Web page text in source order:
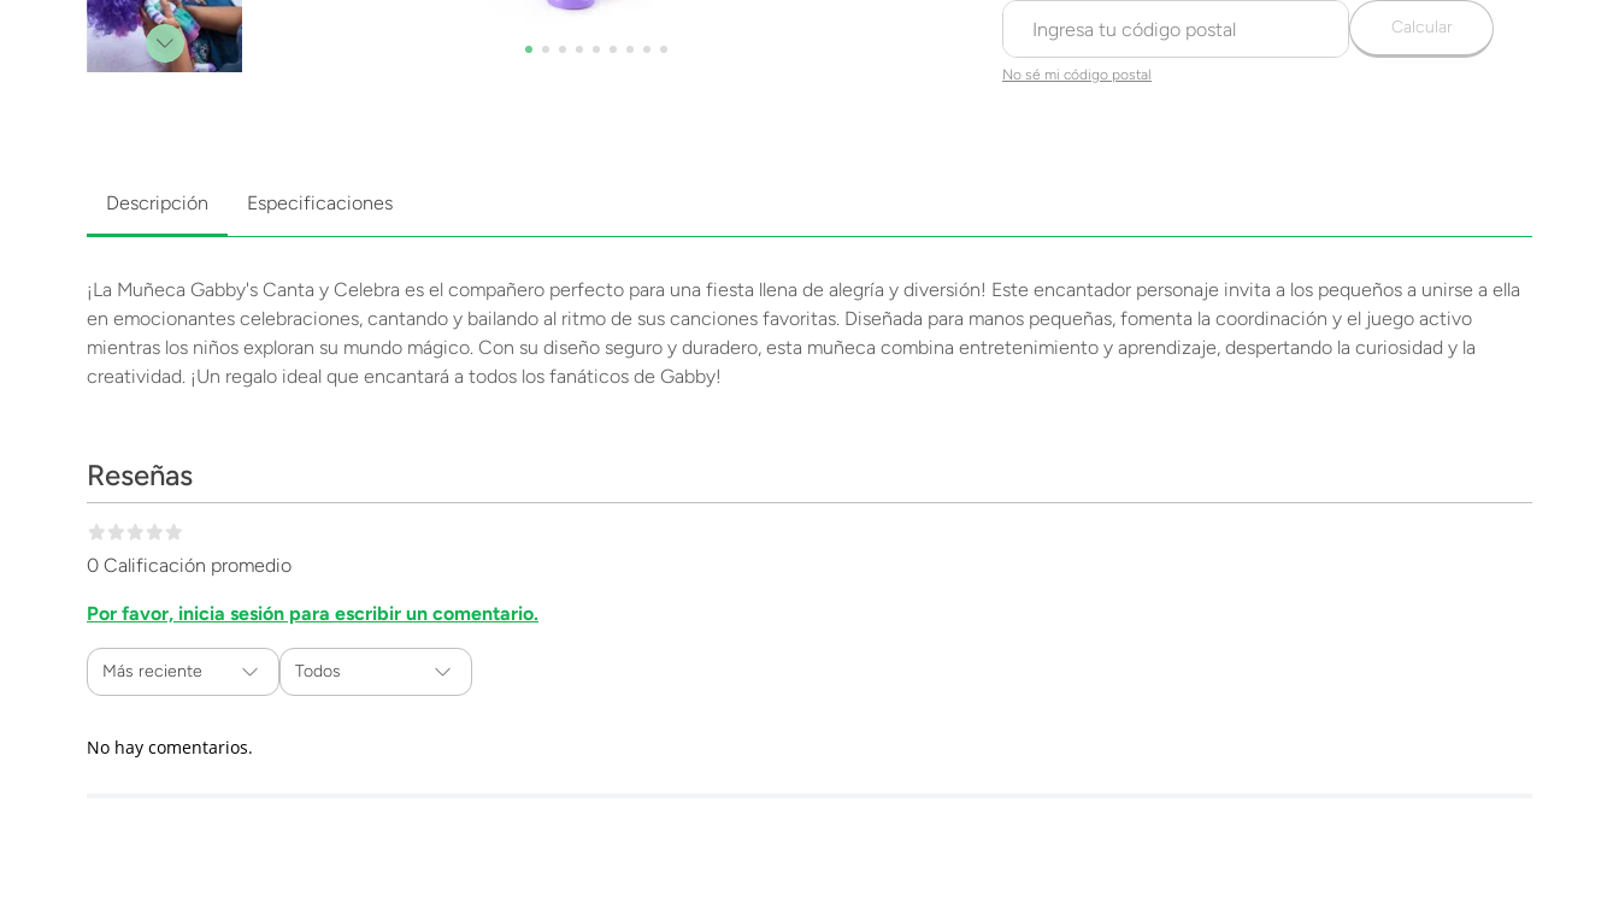
No sé mi código postal
Calcular
Descripción Especificaciones
¡La Muñeca Gabby's Canta y Celebra es el compañero perfecto para una fiesta llena de alegría y diversión! Este encantador personaje invita a los pequeños a unirse a ella
en emocionantes celebraciones, cantando y bailando al ritmo de sus canciones favoritas. Diseñada para manos pequeñas, fomenta la coordinación y el juego activo
mientras los niños exploran su mundo mágico. Con su diseño seguro y duradero, esta muñeca combina entretenimiento y aprendizaje, despertando la curiosidad y la
creatividad. ¡Un regalo ideal que encantará a todos los fanáticos de Gabby!
Reseñas
0 Calificación promedio
Por favor, inicia sesión para escribir un comentario.
Más reciente Todos
No hay comentarios.